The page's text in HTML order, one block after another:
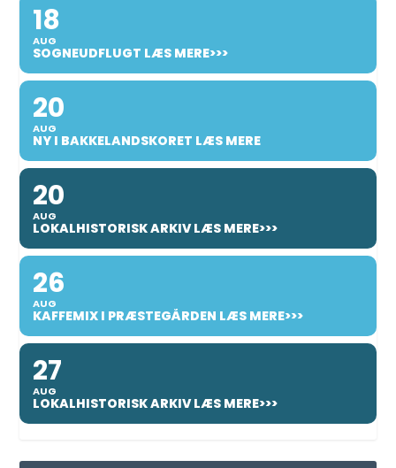
18
AUG
SOGNEUDFLUGT LÆS MERE>>>
20
AUG
NY I BAKKELANDSKORET LÆS MERE
20
AUG
LOKALHISTORISK ARKIV LÆS MERE>>>
26
AUG
KAFFEMIX I PRÆSTEGÅRDEN LÆS MERE>>>
27
AUG
LOKALHISTORISK ARKIV LÆS MERE>>>